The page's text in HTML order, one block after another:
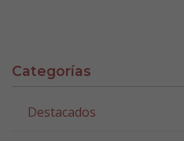
Categorías
Destacados